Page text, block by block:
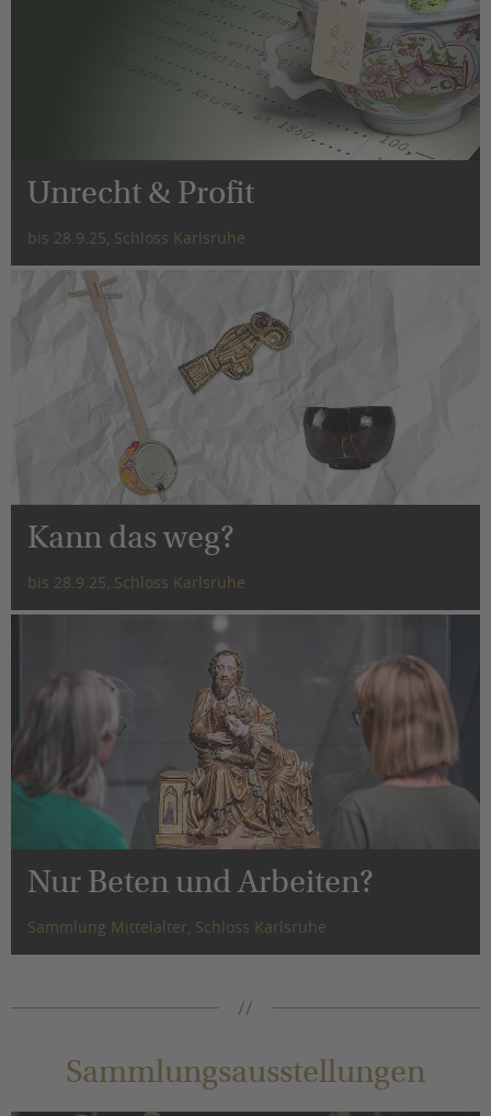
Unrecht & Profit
bis 28.9.25, Schloss Karlsruhe
Kann das weg?
bis 28.9.25, Schloss Karlsruhe
Nur Beten und Arbeiten?
Sammlung Mittelalter, Schloss Karlsruhe
Sammlungsausstellungen